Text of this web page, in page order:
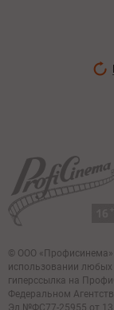
© ООО «Профисинема»
использовании
гиперссылка на
Федеральном